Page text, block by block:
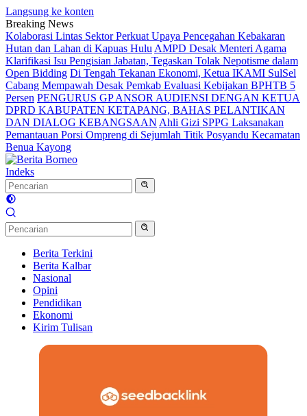
Langsung ke konten
Breaking News
Kolaborasi Lintas Sektor Perkuat Upaya Pencegahan Kebakaran
Hutan dan Lahan di Kapuas Hulu AMPD Desak Menteri Agama
Klarifikasi Isu Pengisian Jabatan, Tegaskan Tolak Nepotisme dalam
Open Bidding Di Tengah Tekanan Ekonomi, Ketua IKAMI SulSel
Cabang Mempawah Desak Pemkab Evaluasi Kebijakan BPHTB 5
Persen PENGURUS GP ANSOR AUDIENSI DENGAN KETUA
DPRD KABUPATEN KETAPANG, BAHAS PELANTIKAN
DAN DIALOG KEBANGSAAN Ahli Gizi SPPG Laksanakan
Pemantauan Porsi Ompreng di Sejumlah Titik Posyandu Kecamatan
Benua Kayong
Indeks
Berita Terkini
Berita Kalbar
Nasional
Opini
Pendidikan
Ekonomi
Kirim Tulisan